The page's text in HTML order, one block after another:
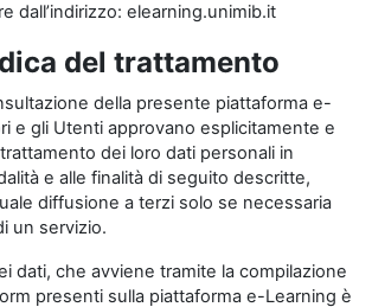
dall’indirizzo: elearning.unimib.it
del trattamento
della presente piattaforma e-
e gli Utenti approvano esplicitamente e
dei loro dati personali in
e alle finalità di seguito descritte,
diffusione a terzi solo se necessaria
un servizio.
dati, che avviene tramite la compilazione
presenti sulla piattaforma e-Learning è